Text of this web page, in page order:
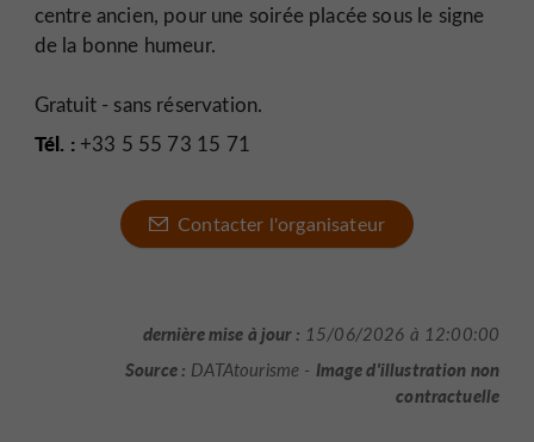
centre ancien, pour une soirée placée sous le signe
de la bonne humeur.
Gratuit - sans réservation.
Tél. :+33 5 55 73 15 71
Contacter l'organisateur
dernière mise à jour : 15/06/2026 à 12:00:00
Source : DATAtourisme - Image d'illustration non
contractuelle